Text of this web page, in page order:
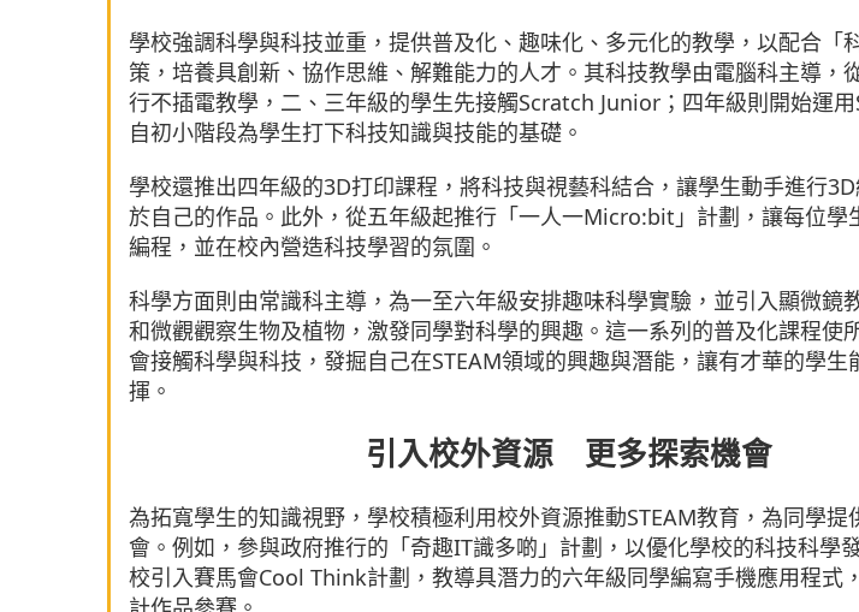
學校強調科學與科技並重，提供普及化、趣味化、多元化的教學，以配合「
策，培養具創新、協作思維、解難能力的人才。其科技教學由電腦科主導，
行不插電教學，二、三年級的學生先接觸Scratch Junior；四年級則開始運用
自初小階段為學生打下科技知識與技能的基礎。
學校還推出四年級的3D打印課程，將科技與視藝科結合，讓學生動手進行
於自己的作品。此外，從五年級起推行「一人一Micro:bit」計劃，讓每位學
編程，並在校內營造科技學習的氛圍。
科學方面則由常識科主導，為一至六年級安排趣味科學實驗，並引入顯微鏡
和微觀觀察生物及植物，激發同學對科學的興趣。這一系列的普及化課程使
會接觸科學與科技，發掘自己在STEAM領域的興趣與潛能，讓有才華的學生
揮。
引入校外資源 更多探索機會
為拓寬學生的知識視野，學校積極利用校外資源推動STEAM教育，為同學提
會。例如，參與政府推行的「奇趣IT識多啲」計劃，以優化學校的科技科學
校引入賽馬會Cool Think計劃，教導具潛力的六年級同學編寫手機應用程式